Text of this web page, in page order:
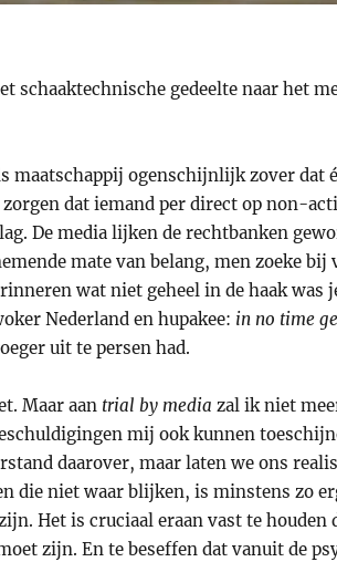
schaaktechnische gedeelte naar het
maatschappij ogenschijnlijk zover dat
dat iemand per direct op non-
De media lijken de rechtbanken
mate van belang, men zoeke bij
wat niet geheel in de haak was
Nederland en hupakee: in no time
uit te persen had.
Maar aan trial by media zal ik niet
mij ook kunnen
daarover, maar laten we ons
die niet waar blijken, is minstens zo
Het is cruciaal eraan vast te houden
zijn. En te beseffen dat vanuit de